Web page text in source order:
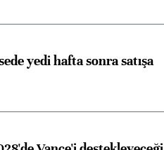
yedi hafta sonra satışa